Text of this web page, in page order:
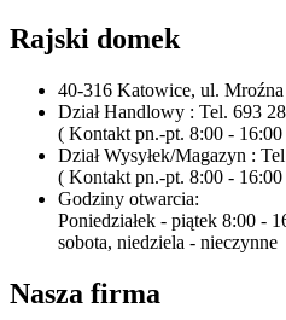
Rajski domek
40-316 Katowice, ul.
Dział Handlowy : Tel. 693
( Kontakt pn.-pt. 8:00 - 16:00
Dział Wysyłek/Magazyn :
( Kontakt pn.-pt. 8:00 - 16:00
Godziny otwarcia:
Poniedziałek - piątek 8:00 -
sobota, niedziela - nieczynne
Nasza firma